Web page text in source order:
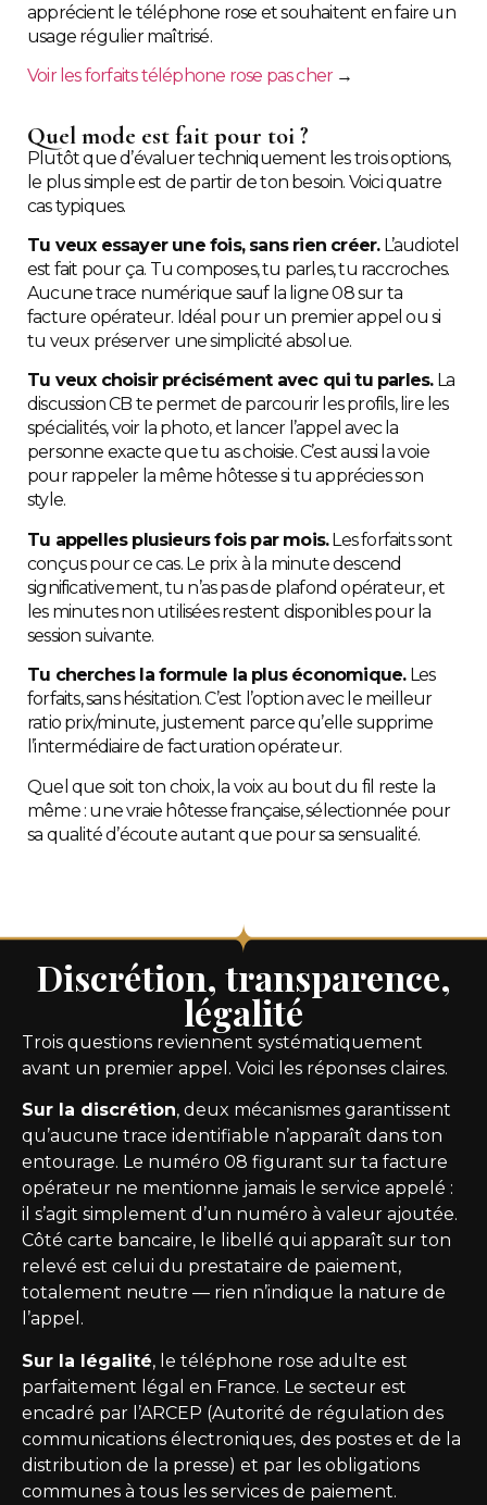
apprécient le téléphone rose et souhaitent en faire un
usage régulier maîtrisé.
Voir les forfaits téléphone rose pas cher→
Quel mode est fait pour toi ?
Plutôt que d’évaluer techniquement les trois options,
le plus simple est de partir de ton besoin. Voici quatre
cas typiques.
Tu veux essayer une fois, sans rien créer.L’audiotel
est fait pour ça. Tu composes, tu parles, tu raccroches.
Aucune trace numérique sauf la ligne 08 sur ta
facture opérateur. Idéal pour un premier appel ou si
tu veux préserver une simplicité absolue.
Tu veux choisir précisément avec qui tu parles.La
discussion CB te permet de parcourir les profils, lire les
spécialités, voir la photo, et lancer l’appel avec la
personne exacte que tu as choisie. C’est aussi la voie
pour rappeler la même hôtesse si tu apprécies son
style.
Tu appelles plusieurs fois par mois.Les forfaits sont
conçus pour ce cas. Le prix à la minute descend
significativement, tu n’as pas de plafond opérateur, et
les minutes non utilisées restent disponibles pour la
session suivante.
Tu cherches la formule la plus économique.Les
forfaits, sans hésitation. C’est l’option avec le meilleur
ratio prix/minute, justement parce qu’elle supprime
l’intermédiaire de facturation opérateur.
Quel que soit ton choix, la voix au bout du fil reste la
même : une vraie hôtesse française, sélectionnée pour
sa qualité d’écoute autant que pour sa sensualité.
Discrétion, transparence,
légalité
Trois questions reviennent systématiquement
avant un premier appel. Voici les réponses claires.
Sur la discrétion, deux mécanismes garantissent
qu’aucune trace identifiable n’apparaît dans ton
entourage. Le numéro 08 figurant sur ta facture
opérateur ne mentionne jamais le service appelé :
il s’agit simplement d’un numéro à valeur ajoutée.
Côté carte bancaire, le libellé qui apparaît sur ton
relevé est celui du prestataire de paiement,
totalement neutre — rien n’indique la nature de
l’appel.
Sur la légalité, le téléphone rose adulte est
parfaitement légal en France. Le secteur est
encadré par l’ARCEP (Autorité de régulation des
communications électroniques, des postes et de la
distribution de la presse) et par les obligations
communes à tous les services de paiement.